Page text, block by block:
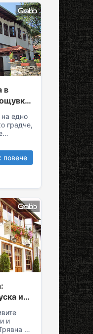
в
на едно
градче,
престой
повече
и
и
и
е